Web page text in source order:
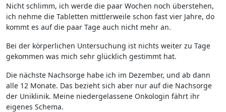
Nicht schlimm, ich werde die paar Wochen noch überstehen,
ich nehme die Tabletten mittlerweile schon fast vier Jahre, do
kommt es auf die paar Tage auch nicht mehr an.
Bei der körperlichen Untersuchung ist nichts weiter zu Tage
gekommen was mich sehr glücklich gestimmt hat.
Die nächste Nachsorge habe ich im Dezember, und ab dann
alle 12 Monate. Das bezieht sich aber nur auf die Nachsorge
der Uniklinik. Meine niedergelassene Onkologin fährt ihr
eigenes Schema.